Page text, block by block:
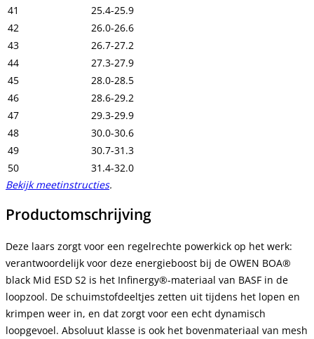
41
25.4-25.9
42
26.0-26.6
43
26.7-27.2
44
27.3-27.9
45
28.0-28.5
46
28.6-29.2
47
29.3-29.9
48
30.0-30.6
49
30.7-31.3
50
31.4-32.0
Bekijk meetinstructies.
Productomschrijving
Deze laars zorgt voor een regelrechte powerkick op het werk:
verantwoordelijk voor deze energieboost bij de OWEN BOA®
black Mid ESD S2 is het Infinergy®-materiaal van BASF in de
loopzool. De schuimstofdeeltjes zetten uit tijdens het lopen en
krimpen weer in, en dat zorgt voor een echt dynamisch
loopgevoel. Absoluut klasse is ook het bovenmateriaal van mesh